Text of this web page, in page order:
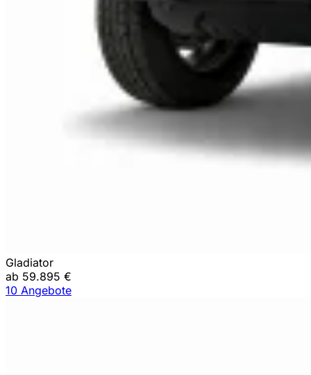
Gladiator
ab 59.895 €
10 Angebote